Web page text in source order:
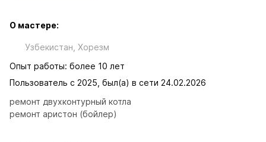
О мастере:
Узбекистан, Хорезм
Опыт работы: более 10 лет
Пользователь с 2025, был(а) в сети 24.02.2026
ремонт двухконтурный котла
ремонт аристон (бойлер)